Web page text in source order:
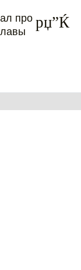
про